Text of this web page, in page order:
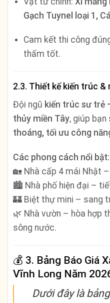
Gạch Tuynel loại 1,
Cam kết thi công
thấm tốt.
2.3. Thiết kế kiến trúc &
Đội ngũ kiến trúc sư trẻ
thủy miền Tây, giúp bạn
thoáng, tối ưu công
Các phong cách nổi bật:
🏡 Nhà cấp 4 mái Nhật
🏙️ Nhà phố hiện đại –
🏰 Biệt thự mini – sang
🌿 Nhà vườn – hòa hợp
sông nước.
💰 3. Bảng Báo Giá
Vĩnh Long Năm
Dưới đây là